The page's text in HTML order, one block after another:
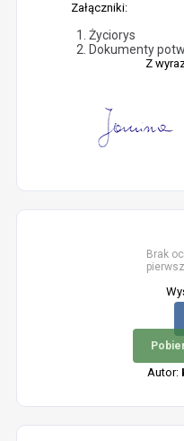
Załączniki:
Życiorys
Dokumenty
Z
Brak
Autor: